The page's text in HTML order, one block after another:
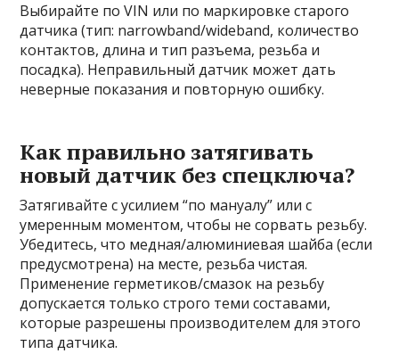
Выбирайте по VIN или по маркировке старого
датчика (тип: narrowband/wideband, количество
контактов, длина и тип разъема, резьба и
посадка). Неправильный датчик может дать
неверные показания и повторную ошибку.
Как правильно затягивать
новый датчик без спецключа?
Затягивайте с усилием “по мануалу” или с
умеренным моментом, чтобы не сорвать резьбу.
Убедитесь, что медная/алюминиевая шайба (если
предусмотрена) на месте, резьба чистая.
Применение герметиков/смазок на резьбу
допускается только строго теми составами,
которые разрешены производителем для этого
типа датчика.